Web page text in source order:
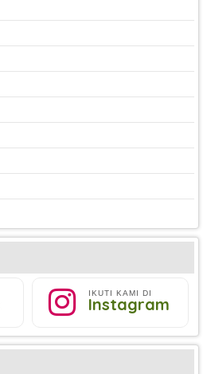
IKUTI KAMI DI
Instagram